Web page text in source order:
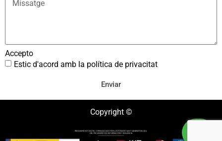
Accepto
Estic d'acord amb la política de privacitat
Enviar
Copyright ©